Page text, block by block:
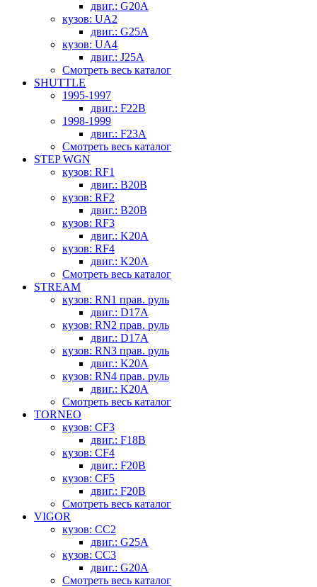
двиг.: G20A
кузов: UA2
двиг.: G25A
кузов: UA4
двиг.: J25A
Смотреть весь каталог
SHUTTLE
1995-1997
двиг.: F22B
1998-1999
двиг.: F23A
Смотреть весь каталог
STEP WGN
кузов: RF1
двиг.: B20B
кузов: RF2
двиг.: B20B
кузов: RF3
двиг.: K20A
кузов: RF4
двиг.: K20A
Смотреть весь каталог
STREAM
кузов: RN1 прав. руль
двиг.: D17A
кузов: RN2 прав. руль
двиг.: D17A
кузов: RN3 прав. руль
двиг.: K20A
кузов: RN4 прав. руль
двиг.: K20A
Смотреть весь каталог
TORNEO
кузов: CF3
двиг.: F18B
кузов: CF4
двиг.: F20B
кузов: CF5
двиг.: F20B
Смотреть весь каталог
VIGOR
кузов: CC2
двиг.: G25A
кузов: CC3
двиг.: G20A
Смотреть весь каталог